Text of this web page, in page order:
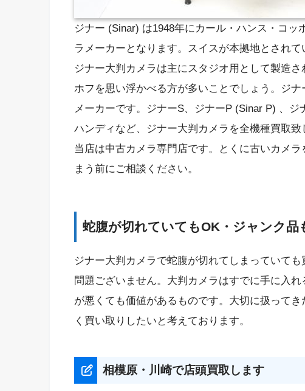
ジナー (Sinar) は1948年にカール・ハンス・コッ
ラメーカーとなります。スイスが本拠地とされて
ジナー大判カメラは主にスタジオ用として製造
ホフを思い浮かべる方が多いことでしょう。ジ
メーカーです。ジナーS、ジナーP (Sinar P) 、
ハンディなど、ジナー大判カメラを全機種買取致
当店は中古カメラ専門店です。とくに古いカメ
まう前にご相談ください。
蛇腹が切れていてもOK・ジャンク品
ジナー大判カメラで蛇腹が切れてしまっていて
問題ございません。大判カメラはすでに手に入
が悪くても価値があるものです。大切に扱って
く買い取りしたいと考えております。
相模原・川崎で店頭買取します